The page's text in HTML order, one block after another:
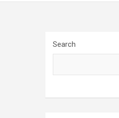
Search